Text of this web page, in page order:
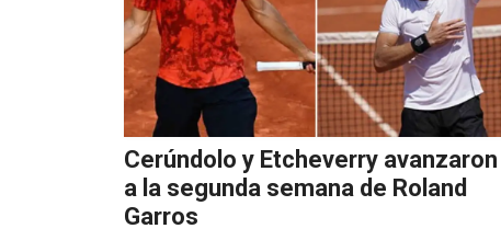
Cerúndolo y Etcheverry avanzaron
a la segunda semana de Roland
Garros